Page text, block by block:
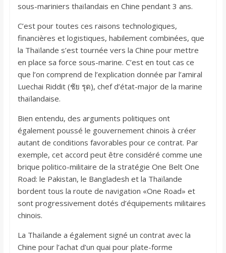
sous-mariniers thaïlandais en Chine pendant 3 ans.
C’est pour toutes ces raisons technologiques,
financières et logistiques, habilement combinées, que
la Thaïlande s’est tournée vers la Chine pour mettre
en place sa force sous-marine. C’est en tout cas ce
que l’on comprend de l’explication donnée par l’amiral
Luechai Riddit (ชัย รุด), chef d’état-major de la marine
thaïlandaise.
Bien entendu, des arguments politiques ont
également poussé le gouvernement chinois à créer
autant de conditions favorables pour ce contrat. Par
exemple, cet accord peut être considéré comme une
brique politico-militaire de la stratégie One Belt One
Road: le Pakistan, le Bangladesh et la Thaïlande
bordent tous la route de navigation «One Road» et
sont progressivement dotés d’équipements militaires
chinois.
La Thaïlande a également signé un contrat avec la
Chine pour l’achat d’un quai pour plate-forme